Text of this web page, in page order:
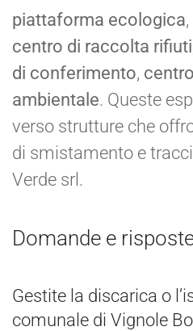
piattaforma ecologica,
centro di raccolta rifiuti
di conferimento,
ambientale. Queste
verso strutture che
di smistamento e
Verde srl.
Domande e
Gestite la discarica o
comunale di Vignole